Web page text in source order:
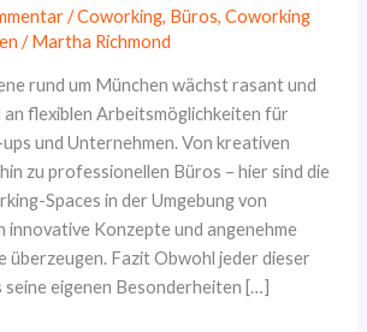
/Coworking, Büros,Coworking
/Martha Richmond
rund um München wächst rasant und
an flexiblen Arbeitsmöglichkeiten für
und Unternehmen. Von kreativen
zu professionellen Büros – hier sind die
Spaces in der Umgebung von
innovative Konzepte und angenehme
überzeugen. Fazit Obwohl jeder dieser
eigenen Besonderheiten […]